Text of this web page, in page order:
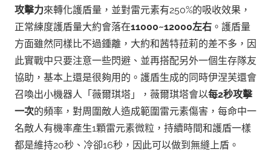
攻擊力來轉化護盾量，並對雷元素有250%的吸收效果，
正常練度護盾量大約會落在11000~12000左右 。 護盾量
方面雖然同樣比不過鍾離，大約和茜特菈莉的差不多，因
此實戰中只要注意一些閃避、並再搭配另外一個生存隊友
協助，基本上還是很夠用的。護盾生成的同時伊涅芙還會
召喚出小機器人「薇爾琪塔」，薇爾琪塔會以每2秒攻擊
一次的頻率，對周圍敵人造成範圍雷元素傷害，每命中一
名敵人有機率產生1顆雷元素微粒，持續時間和護盾一樣
都是維持20秒、冷卻16秒，因此可以做到無縫上盾。